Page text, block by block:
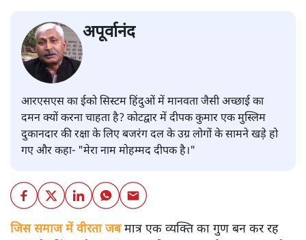
अपूर्वानंद
आरएसएस का ईको सिस्टम हिंदुओं में मानवता जैसी अच्छाई का
दमन क्यों करना चाहता है? कोटद्वार में दीपक कुमार एक मुस्लिम
दुकानदार की रक्षा के लिए बजरंग दल के उग्र लोगों के सामने खड़े हो
गए और कहा- "मेरा नाम मोहम्मद दीपक है।"
जिस समाज में वीरता जबमात्र एक व्यक्ति का गुण बन कर रह